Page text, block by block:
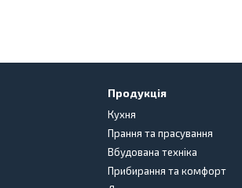
Продукція
Кухня
Прання та прасування
Вбудована техніка
Прибирання та комфорт